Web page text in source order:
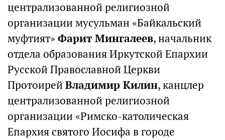
централизованной религиозной
организации мусульман «Байкальский
муфтият»Фарит Мингалеев, начальник
отдела образования Иркутской Епархии
Русской Православной Церкви
Протоирей Владимир Килин, канцлер
централизованной религиозной
организации «Римско-католическая
Епархия святого Иосифа в городе